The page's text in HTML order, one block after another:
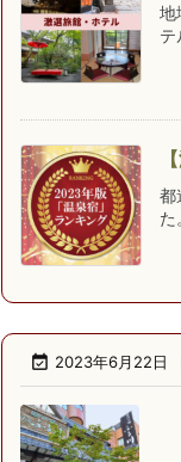
地
テ
都
た
 2023年6月22日